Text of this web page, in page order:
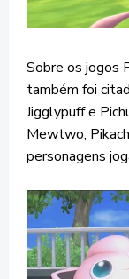
Sobre os jogos
também foi
Jigglypuff e
Mewtwo,
personagens